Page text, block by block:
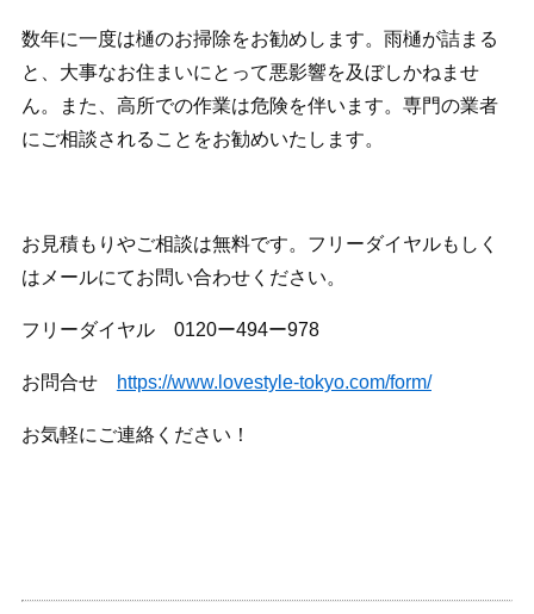
数年に一度は樋のお掃除をお勧めします。雨樋が詰まる
と、大事なお住まいにとって悪影響を及ぼしかねませ
ん。また、高所での作業は危険を伴います。専門の業者
にご相談されることをお勧めいたします。
お見積もりやご相談は無料です。フリーダイヤルもしく
はメールにてお問い合わせください。
フリーダイヤル 0120ー494ー978
お問合せ https://www.lovestyle-tokyo.com/form/
お気軽にご連絡ください！